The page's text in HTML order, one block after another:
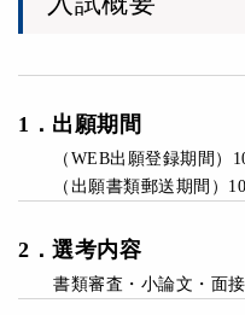
1 ． 出願期間
（WEB出願登録期間）
（出願書類郵送期間）10
2 ． 選考内容
書類審査・小論文・面接